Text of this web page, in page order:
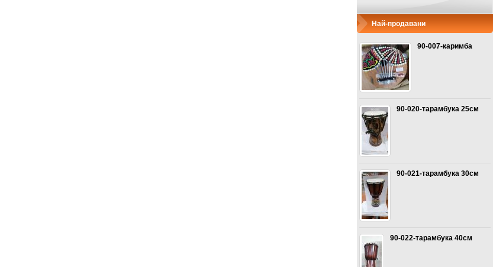
Най-продавани
90-007-каримба
90-020-тарамбука 25см
90-021-тарамбука 30см
90-022-тарамбука 40см